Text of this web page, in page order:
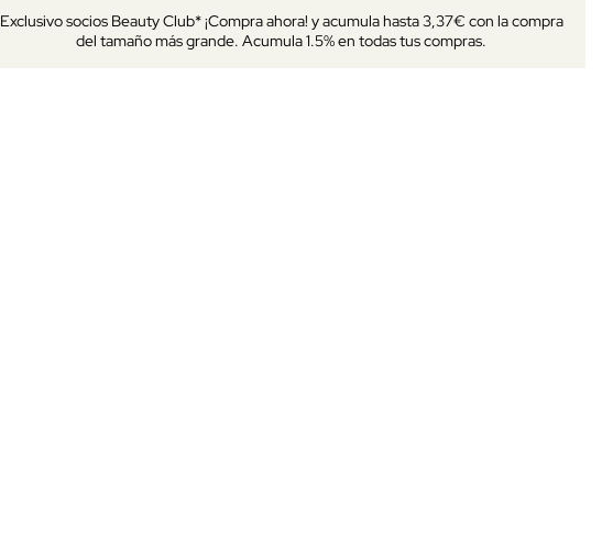
Exclusivo socios Beauty Club* ¡Compra ahora! y acumula hasta 3,37€ con la compra
del tamaño más grande. Acumula 1.5% en todas tus compras.